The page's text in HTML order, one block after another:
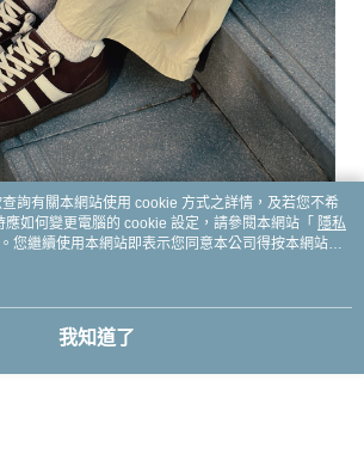
詢有關本網站使用 cookie 方式之詳情，及若您不希
如何變更電腦的 cookie 設定，請參閱本網站「 隱私
您繼續使用本網站即表示您同意本公司得按本網站使
cookie。
我知道了